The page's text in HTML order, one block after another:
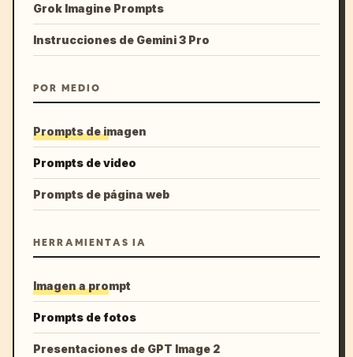
Grok Imagine Prompts
Instrucciones de Gemini 3 Pro
POR MEDIO
Prompts de imagen
Prompts de video
Prompts de página web
HERRAMIENTAS IA
Imagen a prompt
Prompts de fotos
Presentaciones de GPT Image 2